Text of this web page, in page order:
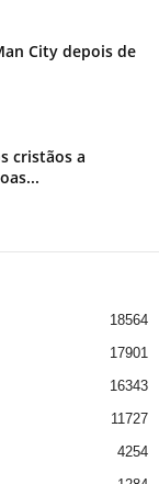
City depois de
cristãos a
18564
17901
16343
11727
4254